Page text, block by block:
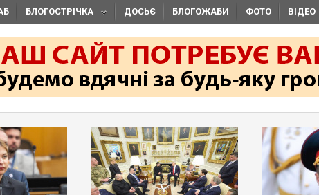
БЛОГОСТРІЧКА ДОСЬЄ БЛОГОЖАБИ ФОТО ВІДЕО